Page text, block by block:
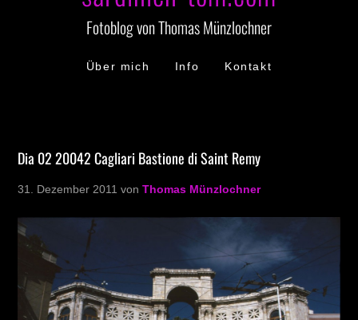
Fotoblog von Thomas Münzlochner
Über mich Info Kontakt
Dia 02 20042 Cagliari Bastione di Saint Remy
31. Dezember 2011 vonThomas Münzlochner